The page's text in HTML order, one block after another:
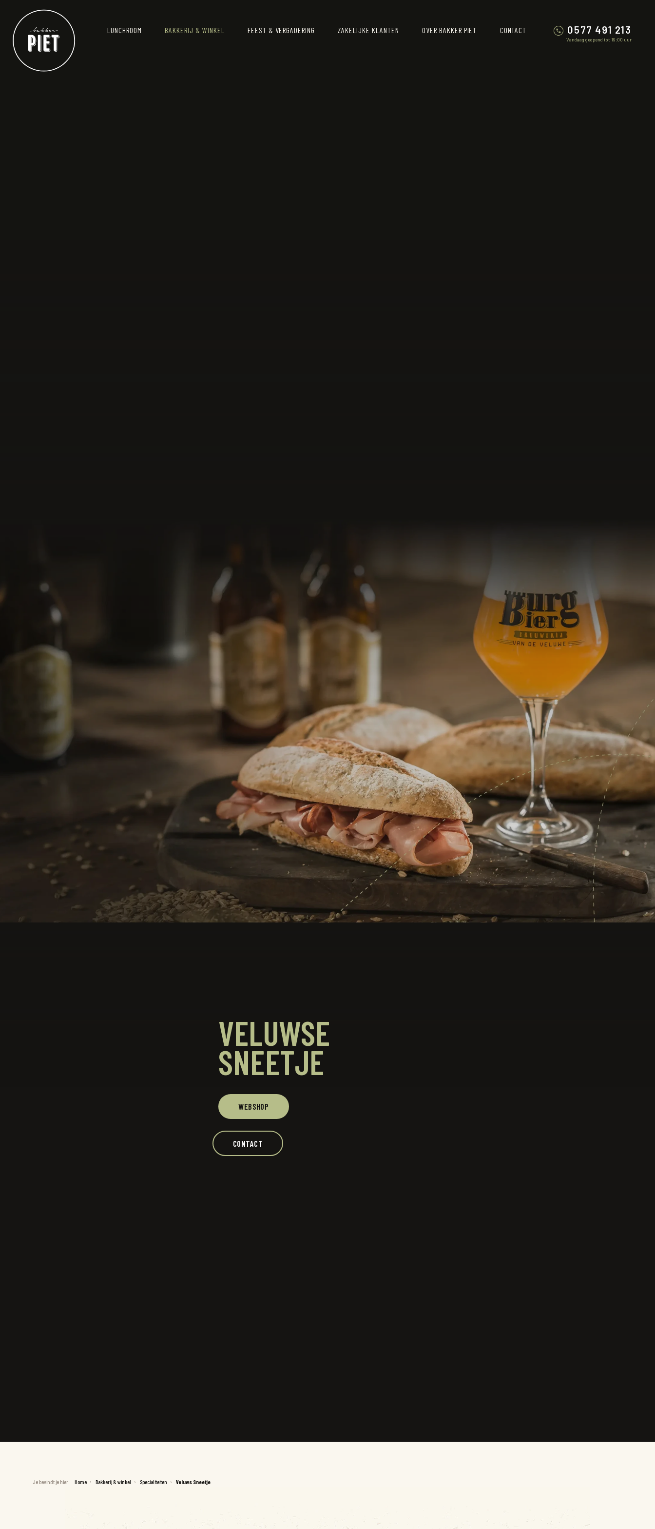
LUNCHROOM BAKKERIJ & WINKEL FEEST & VERGADERING ZAKELIJKE KLANTEN OVER BAKKER PIET CONTACT 0577 491 213
Vandaag geopend tot 19:00 uur
VELUWSE
SNEETJE
WEBSHOP
CONTACT
Je bevindt je hier: Home Bakkerij & winkel Specialiteiten Veluws Sneetje